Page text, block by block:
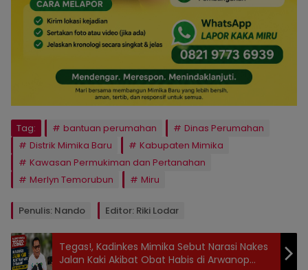
Tag: bantuan perumahan
Dinas Perumahan
Distrik Mimika Baru
Kabupaten Mimika
Kawasan Permukiman dan Pertanahan
Merlyn Temorubun
Miru
Penulis: Nando Editor: Riki Lodar
Tegas!, Kadinkes Mimika Sebut Narasi Nakes
Jalan Kaki Akibat Obat Habis di Arwanop